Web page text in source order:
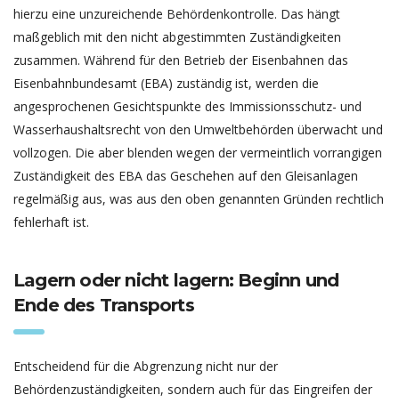
hierzu eine unzureichende Behördenkontrolle. Das hängt
maßgeblich mit den nicht abgestimmten Zuständigkeiten
zusammen. Während für den Betrieb der Eisenbahnen das
Eisenbahnbundesamt (EBA) zuständig ist, werden die
angesprochenen Gesichtspunkte des Immissionsschutz- und
Wasserhaushaltsrecht von den Umweltbehörden überwacht und
vollzogen. Die aber blenden wegen der vermeintlich vorrangigen
Zuständigkeit des EBA das Geschehen auf den Gleisanlagen
regelmäßig aus, was aus den oben genannten Gründen rechtlich
fehlerhaft ist.
Lagern oder nicht lagern: Beginn und
Ende des Transports
Entscheidend für die Abgrenzung nicht nur der
Behördenzuständigkeiten, sondern auch für das Eingreifen der